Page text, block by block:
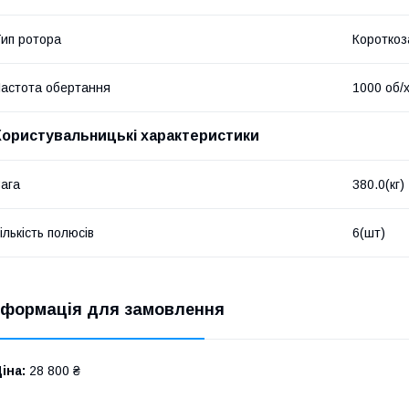
ротора
обертання 1000 об/
характеристики
380.0(кг)
полюсів 6(шт)
для замовлення
28 800 ₴